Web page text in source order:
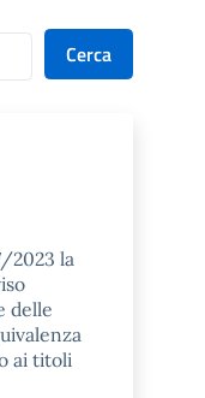
Cerca
2023 la
delle
ai titoli